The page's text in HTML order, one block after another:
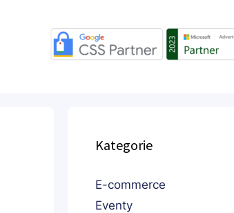
Kategorie
E-commerce
Eventy